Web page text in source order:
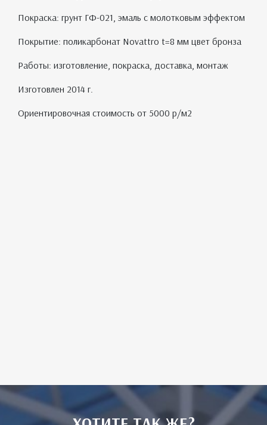
Покраска: грунт ГФ-021, эмаль с молотковым эффектом
Покрытие: поликарбонат Novattro t=8 мм цвет бронза
Работы: изготовление, покраска, доставка, монтаж
Изготовлен 2014 г.
Ориентировочная стоимость от 5000 р/м2